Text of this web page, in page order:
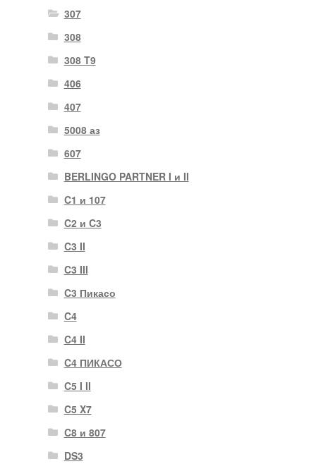
307
308
308 T9
406
407
5008 аз
607
BERLINGO PARTNER I и II
C1 и 107
C2 и C3
C3 II
C3 III
C3 Пикасо
C4
C4 II
C4 ПИКАСО
C5 I II
C5 X7
C8 и 807
DS3